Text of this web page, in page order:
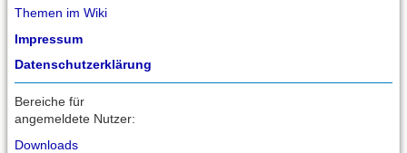
Themen im Wiki
Impressum
Datenschutzerklärung
Bereiche für
angemeldete Nutzer:
Downloads